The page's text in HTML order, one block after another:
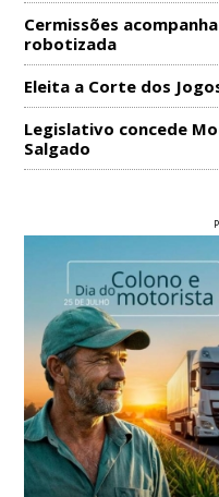
Cermissões
robotizada
Eleita a Corte dos
Legislativo concede
Salgado